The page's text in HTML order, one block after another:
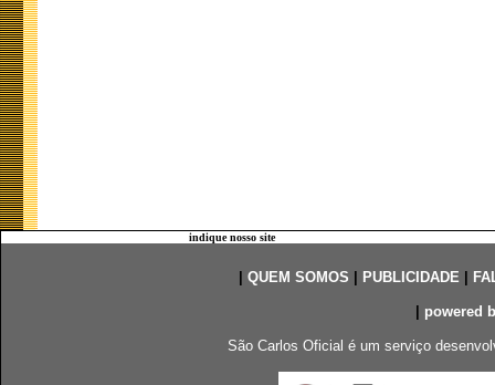
indique nosso site
QUEM SOMOS PUBLICIDADE|
powered
São Carlos Oficial é um serviço